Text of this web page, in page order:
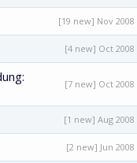
[19 new] Nov 2008
[4 new] Oct 2008
[7 new] Oct 2008
[1 new] Aug 2008
[2 new] Jun 2008